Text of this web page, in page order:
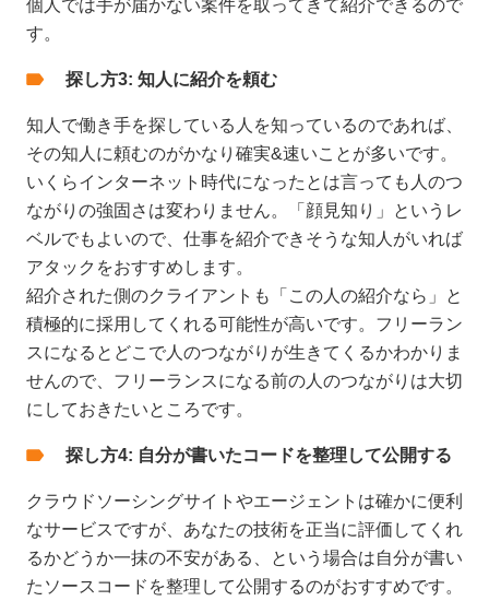
個人では手が届かない案件を取ってきて紹介できるので
す。
探し方3: 知人に紹介を頼む
知人で働き手を探している人を知っているのであれば、
その知人に頼むのがかなり確実&速いことが多いです。
いくらインターネット時代になったとは言っても人のつ
ながりの強固さは変わりません。「顔見知り」というレ
ベルでもよいので、仕事を紹介できそうな知人がいれば
アタックをおすすめします。
紹介された側のクライアントも「この人の紹介なら」と
積極的に採用してくれる可能性が高いです。フリーラン
スになるとどこで人のつながりが生きてくるかわかりま
せんので、フリーランスになる前の人のつながりは大切
にしておきたいところです。
探し方4: 自分が書いたコードを整理して公開する
クラウドソーシングサイトやエージェントは確かに便利
なサービスですが、あなたの技術を正当に評価してくれ
るかどうか一抹の不安がある、という場合は自分が書い
たソースコードを整理して公開するのがおすすめです。